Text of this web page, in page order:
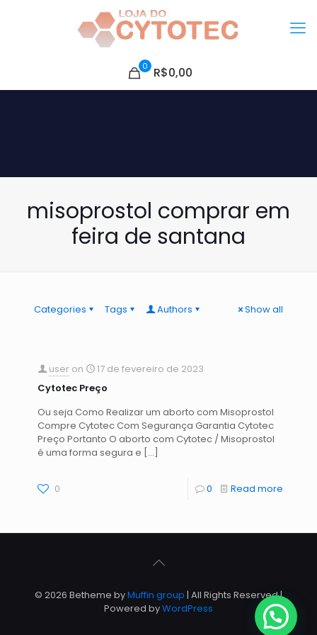
0 R$0,00
misoprostol comprar em
feira de santana
Categories Tags Authors Show all
user on
17 de fevereiro de 2023
Cytotec Preço
Ou seja Como Realizar um aborto com Misoprostol
Compre Cytotec Com Segurança Garantia Cytotec
Preço Portanto O aborto com Cytotec / Misoprostol
é uma forma segura e […]
0 0 Read more
© 2026 Betheme byMuffin group | All Rights Reserved |
Powered byWordPress